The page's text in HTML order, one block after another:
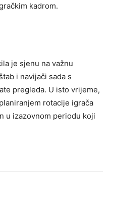
kadrom.
je sjenu na važnu
i navijači sada s
pregleda. U isto vrijeme,
rotacije igrača
u izazovnom periodu koji